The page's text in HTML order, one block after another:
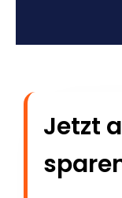
Jetzt